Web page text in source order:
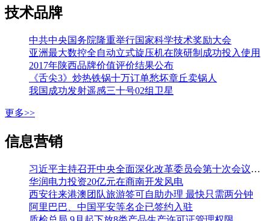
技术品牌
中共中央国务院隆重举行国家科学技术奖励大会
亚洲最大数控全自动立式旋压机在陕研制成功投入使用
2017年陕西品牌价值评价结果公布
《舌尖3》炒热铁锅十万订单愁坏章丘卖锅人
我国成功发射遥感三十号02组卫星
更多>>
信息营销
习近平主持召开中央全面深化改革委员会第十次会议强调 加强改革系统集成协同高效 推动各方面制度更加成熟更加定型 李克强王沪宁韩正出席
华润电力投资20亿元在商南开发风电
西安往来港澳团队旅游签可自助办理 最快只需两分钟
阿里巴巴、中国平安等名企已签约入驻